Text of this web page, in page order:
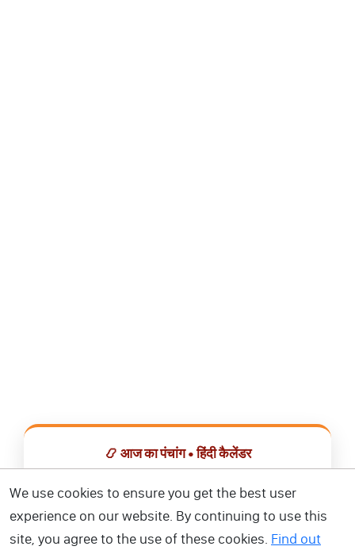
📿 आज का पंचांग • हिंदी कैलेंडर
📅 हिंदी कैलेंडर ऐप डाउनलोड करें
We use cookies to ensure you get the best user
experience on our website. By continuing to use this
site, you agree to the use of these cookies. Find out